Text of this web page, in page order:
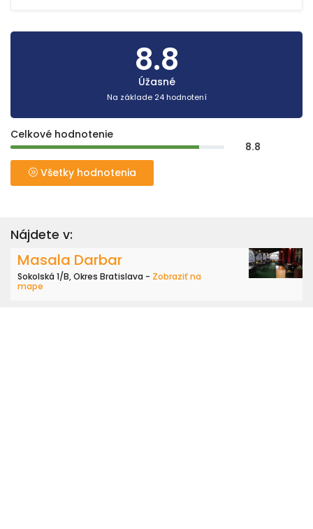
8.8
Úžasné
Na základe 24 hodnotení
Celkové hodnotenie
8.8
Všetky hodnotenia
Nájdete v:
Masala Darbar
Sokolská 1/B, Okres Bratislava - Zobraziť na
mape